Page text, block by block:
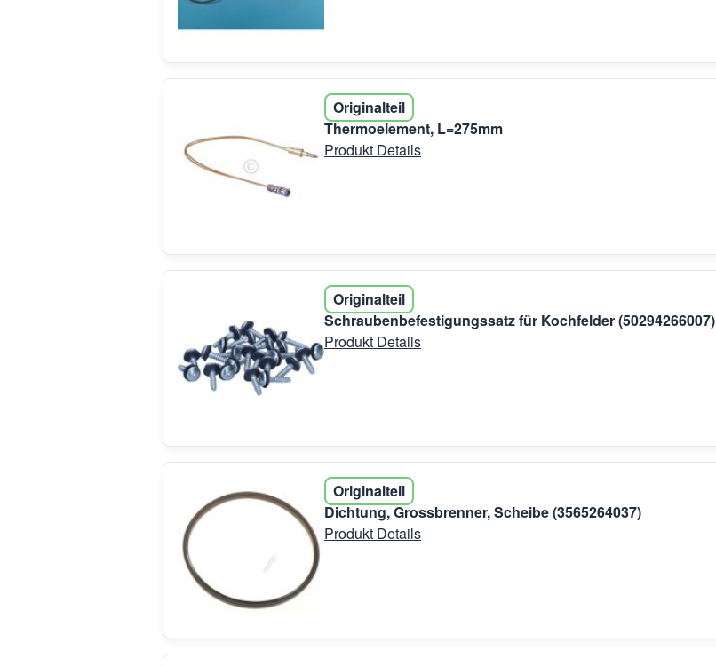
Originalteil
Thermoelement, L=275mm
Produkt Details
Originalteil
Schraubenbefestigungssatz für Kochfelder (50294266007)
Produkt Details
Originalteil
Dichtung, Grossbrenner, Scheibe (3565264037)
Produkt Details